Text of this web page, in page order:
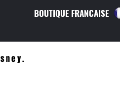
BOUTIQUE FRANCAISE